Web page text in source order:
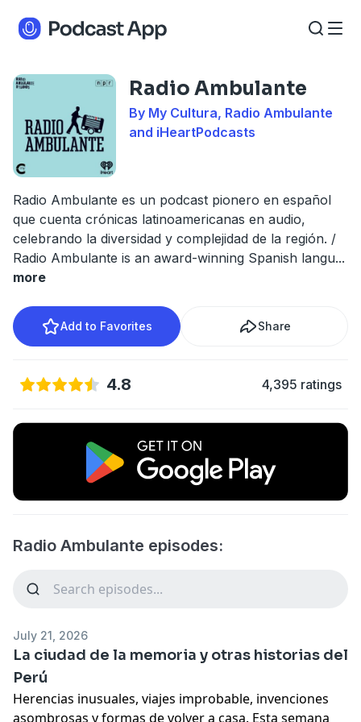
Radio Ambulante
By My Cultura, Radio Ambulante
and iHeartPodcasts
Radio Ambulante es un podcast pionero en español
que cuenta crónicas latinoamericanas en audio,
celebrando la diversidad y complejidad de la región. /
Radio Ambulante is an award-winning Spanish langu...
more
Add to Favorites Share
4.8 4,395 ratings
Radio Ambulante episodes:
July 21, 2026
La ciudad de la memoria y otras historias del
Perú
Herencias inusuales, viajes improbable, invenciones
asombrosas y formas de volver a casa. Esta semana